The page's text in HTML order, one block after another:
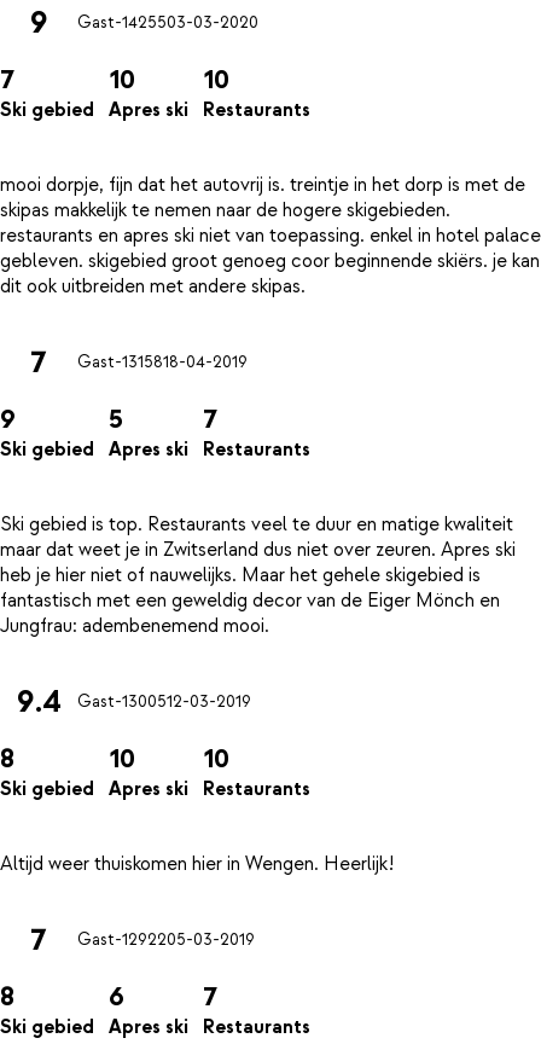
9 Gast-1425503-03-2020
7
Ski gebied
10
Apres ski
10
Restaurants
mooi dorpje, fijn dat het autovrij is. treintje in het dorp is met de
skipas makkelijk te nemen naar de hogere skigebieden.
restaurants en apres ski niet van toepassing. enkel in hotel palace
gebleven. skigebied groot genoeg coor beginnende skiërs. je kan
7 Gast-1315818-04-2019
9
Ski gebied
5
Apres ski
7
Restaurants
Ski gebied is top. Restaurants veel te duur en matige kwaliteit
maar dat weet je in Zwitserland dus niet over zeuren. Apres ski
heb je hier niet of nauwelijks. Maar het gehele skigebied is
fantastisch met een geweldig decor van de Eiger Mönch en
9.4 Gast-1300512-03-2019
8
Ski gebied
10
Apres ski
10
Restaurants
7 Gast-1292205-03-2019
8
Ski gebied
6
Apres ski
7
Restaurants